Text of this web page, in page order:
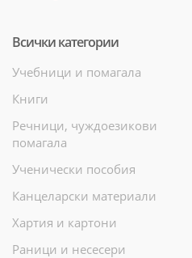
Всички категории
Учебници и помагала
Книги
Речници, чуждоезикови
помагала
Ученически пособия
Канцеларски материали
Хартия и картони
Раници и несесери